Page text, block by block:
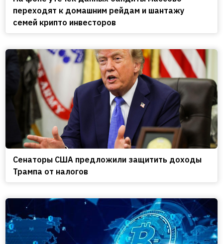
переходят к домашним рейдам и шантажу
семей крипто инвесторов
Сенаторы США предложили защитить доходы
Трампа от налогов